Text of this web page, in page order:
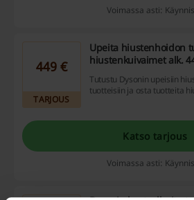
Voimassa asti:
449 €
TARJOUS
Upeita hiustenhoidon
hiustenkuivaimet alk.
Tutustu Dysonin upeisiin
tuotteisiin ja osta tuotteita
Katso tarjous
Voimassa asti: